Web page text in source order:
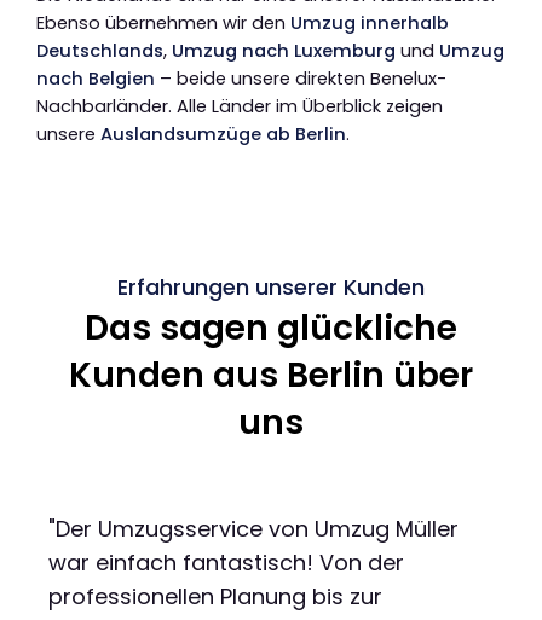
Ebenso übernehmen wir den Umzug innerhalb
Deutschlands, Umzug nach Luxemburg und Umzug
nach Belgien – beide unsere direkten Benelux-
Nachbarländer. Alle Länder im Überblick zeigen
unsere Auslandsumzüge ab Berlin.
Erfahrungen unserer Kunden
Das sagen glückliche
Kunden aus Berlin über
uns
"Der Umzugsservice von Umzug Müller
war einfach fantastisch! Von der
professionellen Planung bis zur